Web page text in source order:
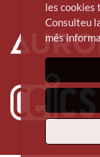
les cookies
Consulteu
més